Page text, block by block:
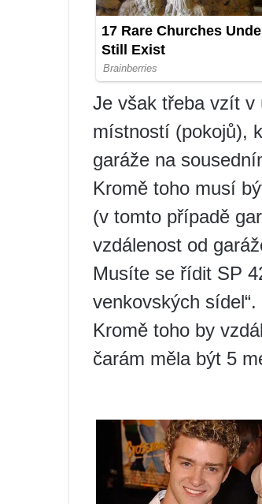
Je však třeba vzít v
místností (pokojů),
garáže na
Kromě toho musí
(v tomto případě
vzdálenost od
Musíte se řídit SP
venkovských sídel“.
Kromě toho by
čarám měla být 5